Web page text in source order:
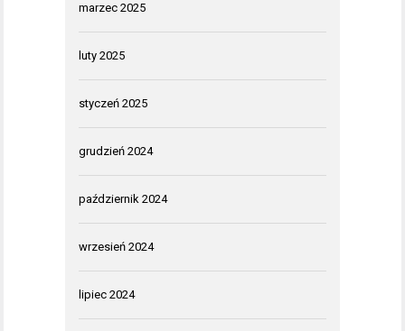
marzec 2025
luty 2025
styczeń 2025
grudzień 2024
październik 2024
wrzesień 2024
lipiec 2024